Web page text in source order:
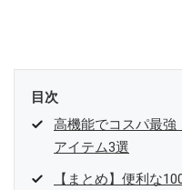
目次
高機能でコスパ最強
アイテム3選
【まとめ】便利な